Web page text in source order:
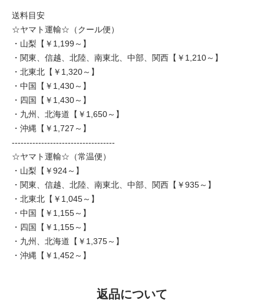
送料目安
☆ヤマト運輸☆（クール便）
・山梨【￥1,199～】
・関東、信越、北陸、南東北、中部、関西【￥1,210～】
・北東北【￥1,320～】
・中国【￥1,430～】
・四国【￥1,430～】
・九州、北海道【￥1,650～】
・沖縄【￥1,727～】
-----------------------------------
☆ヤマト運輸☆（常温便）
・山梨【￥924～】
・関東、信越、北陸、南東北、中部、関西【￥935～】
・北東北【￥1,045～】
・中国【￥1,155～】
・四国【￥1,155～】
・九州、北海道【￥1,375～】
・沖縄【￥1,452～】
返品について